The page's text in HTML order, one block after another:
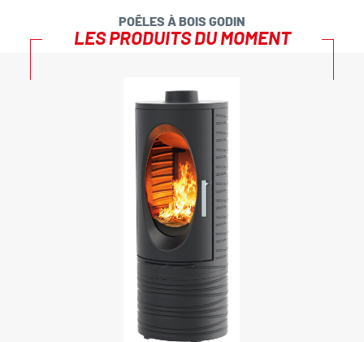
POÊLES À BOIS GODIN
LES PRODUITS DU MOMENT